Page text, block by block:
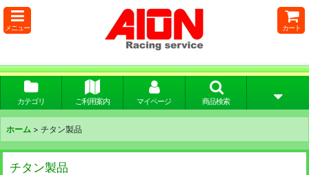
メニュー カート
カテゴリ ご利用案内 マイページ 商品検索
ホーム > チタン製品
チタン製品